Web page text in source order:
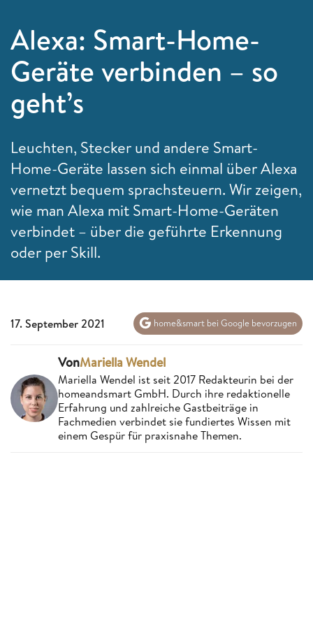
Alexa: Smart-Home-
Geräte verbinden – so
geht’s
Leuchten, Stecker und andere Smart-
Home-Geräte lassen sich einmal über Alexa
vernetzt bequem sprachsteuern. Wir zeigen,
wie man Alexa mit Smart-Home-Geräten
verbindet – über die geführte Erkennung
oder per Skill.
17. September 2021 home&smart bei Google bevorzugen
VonMariella Wendel
Mariella Wendel ist seit 2017 Redakteurin bei der
homeandsmart GmbH. Durch ihre redaktionelle
Erfahrung und zahlreiche Gastbeiträge in
Fachmedien verbindet sie fundiertes Wissen mit
einem Gespür für praxisnahe Themen.